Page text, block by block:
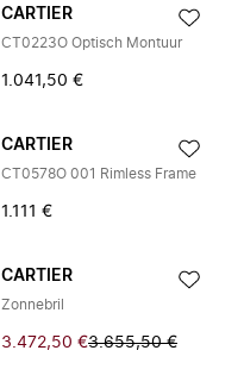
CARTIER
CT0223O Optisch Montuur
1.041,50 €
CARTIER
CT0578O 001 Rimless Frame
1.111 €
CARTIER
Zonnebril
3.472,50 €3.655,50 €